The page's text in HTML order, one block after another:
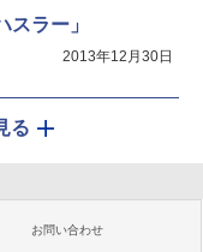
ラー」
2013年12月30日
る
お問い合わせ